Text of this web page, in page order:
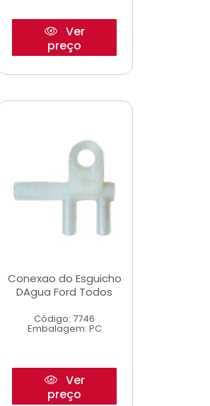
Ver
preço
Conexao do Esguicho
DAgua Ford Todos
Código: 7746
Embalagem: PC
Ver
preço